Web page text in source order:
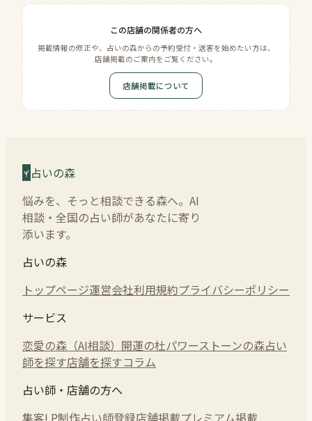
この店舗の関係者の方へ
掲載情報の修正や、占いの森からの予約受付・送客を始めたい方は、
店舗掲載のご案内をご覧ください。
店舗掲載について
占いの森
悩みを、そっと相談できる森へ。AI
相談・全国の占い師があなたに寄り
添います。
占いの森
トップページ運営会社利用規約プライバシーポリシー
サービス
恋愛の森（AI相談） 開運の杜パワーストーンの森占い
師を探す店舗を探すコラム
占い師・店舗の方へ
集客LP制作占い師登録店舗掲載プレミアム掲載